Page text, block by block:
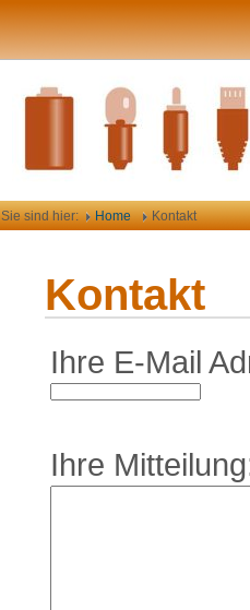
Sie sind hier: Home Kontakt
Kontakt
Ihre E-Mail
Ihre